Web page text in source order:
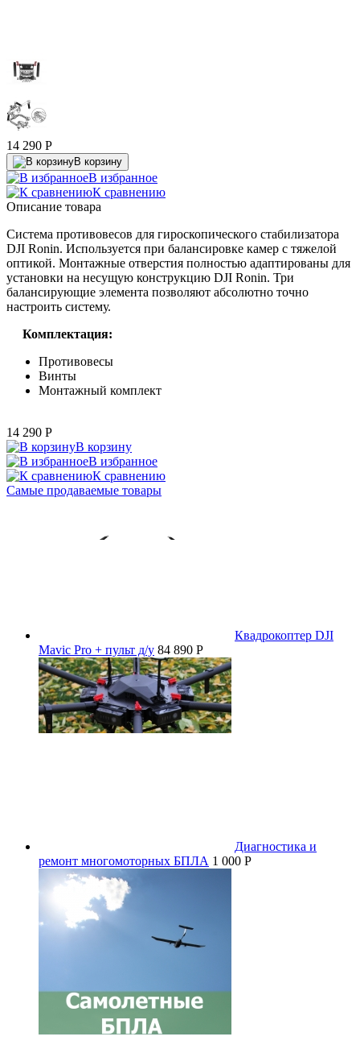
14 290 P
В корзину
В избранное
К сравнению
Описание товара
Система противовесов для гироскопического стабилизатора
DJI Ronin. Используется при балансировке камер с тяжелой
оптикой. Монтажные отверстия полностью адаптированы для
установки на несущую конструкцию DJI Ronin. Три
балансирующие элемента позволяют абсолютно точно
настроить систему.
Комплектация:
Противовесы
Винты
Монтажный комплект
14 290 P
В корзину
В избранное
К сравнению
Самые продаваемые товары
Квадрокоптер DJI
Mavic Pro + пульт д/у 84 890 P
Диагностика и
ремонт многомоторных БПЛА 1 000 P